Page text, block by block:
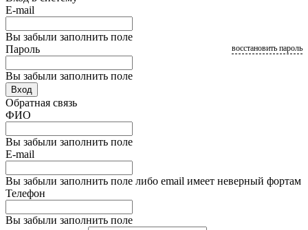
E-mail
Вы забыли заполнить поле
Пароль
Вы забыли заполнить поле
восстановить пароль
Вход
Обратная связь
ФИО
Вы забыли заполнить поле
E-mail
Вы забыли заполнить поле либо email имеет неверный фортам
Телефон
Вы забыли заполнить поле